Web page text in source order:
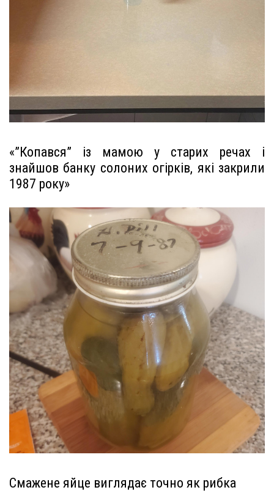
«”Копався” із мамою у старих речах і
знайшов банку солоних огірків, які закрили
1987 року»
Смажене яйце виглядає точно як рибка